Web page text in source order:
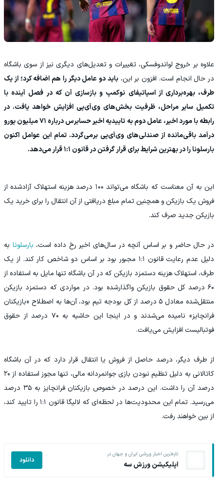
علاوه بر خروج لواندوفسکی، تغییرات و تعدیل‌های دیگری نیز از سوی باشگاه
در حال انجام است. افزون بر این،باید دو عامل دیگر را هم اضافه کرد؛ از یک
طرف، بهره‌برداری از اسپاتیفای نوکمپ و بازسازی آن که در فصل آینده با
تکمیل سایر مراحل، ظرفیت بخش‌های وی‌آی‌پی افزایش خواهد یافت. در
رابطه با مورد اخیر، عامل دوم به تاییدیه اخیر حسابرس درباره ۷۱ میلیون یورو
درآمد باقی‌مانده از صندلی‌های وی‌آی‌پی برمی‌گردد. تمام این عوامل اکنون
بارسلونا را در بهترین شرایط برای قرار گرفتن در قانون ۱:۱ قرار می‌دهد.
این به آن معناست که باشگاه می‌تواند ۱۰۰ درصد هزینه استهلاک آزادشده از
فروش یک بازیکن و همچنین تمام مبلغ دریافتی از آن انتقال را برای خرید یک
بازیکن جدید صرف کند.
در حال حاضر و بر اساس آنچه در سال‌های اخیر رخ داده است، بارسلونا به
دلیل عدم رعایت قانون ۱:۱ مجبور بود بر اساس دو شاخص کار کند. از یک
طرف، استهلاک هزینه دستمزد بازیکن که در آن باشگاه تنها مایل به استفاده از
۶۰ درصد کل حقوق بازیکن واگذارشده بود. در مواردی که دستمزد بازیکن
منتقل‌شده معادل ۵ درصد از کل بودجه تیم بود، آن‌ها به اصطلاح «بازیکنان
فرانچایز» نامیده می‌شدند و در اینجا این حاشیه به ۷۰ درصد از حقوق
فوتبالیست افزایش می‌یافت.
از طرف دیگر، درصد حاصل از فروش یا انتقال قرار دارد که در آن باشگاه
کاتالانی به دلیل تنظیم نبودن بازی جوانمردانه مالی، تنها مجوز استفاده از ۲۰
درصد آن را داشت. این درصد در خصوص بازیکنان فرانچایز به ۳۵ درصد
می‌رسید. تمام این محدودیت‌ها در لحظه‌ای که لالیگا قانون ۱:۱ را تایید کند،
از بین خواهند رفت.
تازه‌ترین اخبار ورزشی ایران و جهان در
اپلیکیشن ورزش سه دانلود